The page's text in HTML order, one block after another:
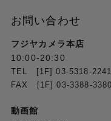
お問い合わせ
フジヤカメラ本店
10:00-20:30
TEL [1F] 03-5318-
FAX [1F] 03-3388-
動画館